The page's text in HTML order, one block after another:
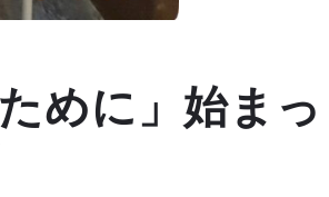
めに」始まっ